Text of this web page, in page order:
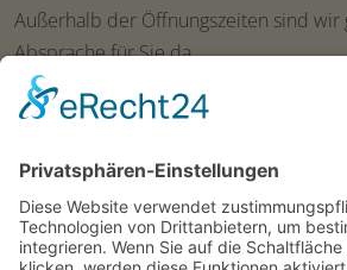
Außerhalb der Öffnungszeiten sind wir
Absprache für Sie da.
Ruhetage:
Mittwoch und Donnerstag